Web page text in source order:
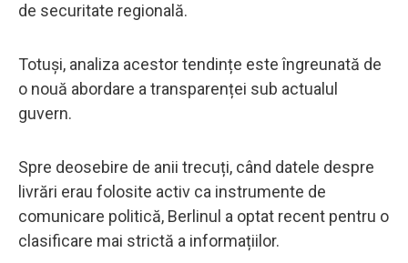
de securitate regională.
Totuși, analiza acestor tendințe este îngreunată de
o nouă abordare a transparenței sub actualul
guvern.
Spre deosebire de anii trecuți, când datele despre
livrări erau folosite activ ca instrumente de
comunicare politică, Berlinul a optat recent pentru o
clasificare mai strictă a informațiilor.